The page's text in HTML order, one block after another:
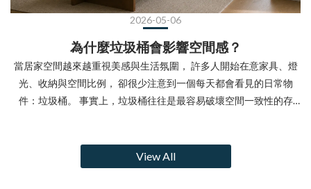
2026-05-06
為什麼垃圾桶會影響空間感？
當居家空間越來越重視美感與生活氛圍， 許多人開始在意家具、燈
光、收納與空間比例， 卻很少注意到一個每天都會看見的日常物
件：垃圾桶。 事實上，垃圾桶往往是最容易破壞空間一致性的存
生活質感。垃圾桶為什麼特別容易影響空間感？垃圾桶通常會被放
置在：廚房客廳餐桌旁房間入口這些位置大多屬於高頻視覺區域。
View All